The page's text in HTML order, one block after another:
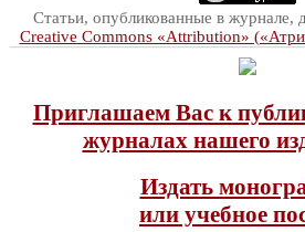
Статьи, опубликованные в журнале,
Creative Commons «Attribution»
Приглашаем Вас к
журналах нашего
Издать
или учебное